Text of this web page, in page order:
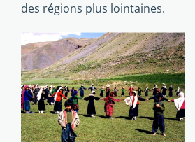
des régions plus lointaines.